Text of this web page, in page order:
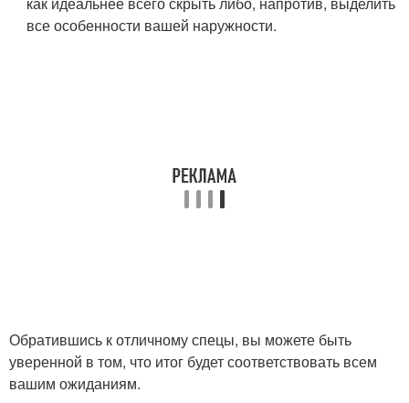
все особенности вашей наружности.
Обратившись к отличному спецы, вы можете быть
уверенной в том, что итог будет соответствовать всем
вашим ожиданиям.